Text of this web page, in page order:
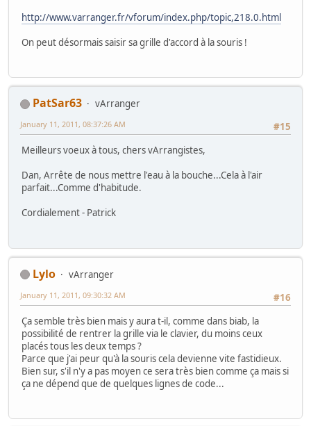
http://www.varranger.fr/vforum/index.php/topic,218.0.html
On peut désormais saisir sa grille d'accord à la souris !
PatSar63
vArranger
#15
January 11, 2011, 08:37:26 AM
Meilleurs voeux à tous, chers vArrangistes,
Dan, Arrête de nous mettre l'eau à la bouche...Cela à l'air
parfait...Comme d'habitude.
Cordialement - Patrick
Lylo
vArranger
#16
January 11, 2011, 09:30:32 AM
Ça semble très bien mais y aura t-il, comme dans biab, la
possibilité de rentrer la grille via le clavier, du moins ceux
placés tous les deux temps ?
Parce que j'ai peur qu'à la souris cela devienne vite fastidieux.
Bien sur, s'il n'y a pas moyen ce sera très bien comme ça mais si
ça ne dépend que de quelques lignes de code...